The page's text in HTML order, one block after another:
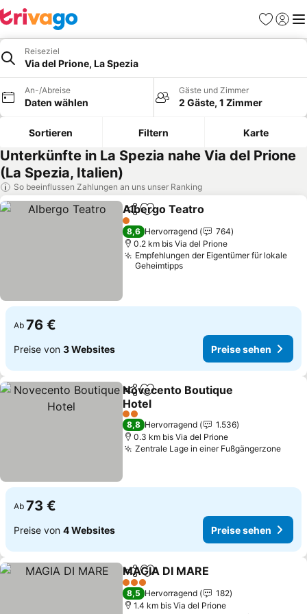
Favoriten
Reiseziel
Via del Prione, La Spezia
An-/Abreise
Daten wählen
Gäste und Zimmer
2 Gäste, 1 Zimmer
Sortieren Filtern Karte
Unterkünfte in La Spezia nahe Via del Prione
(La Spezia, Italien)
So beeinflussen Zahlungen an uns unser Ranking
TeilenZu Favoriten hinzufügen
Albergo Teatro
1 Sterne
8,6 Hervorragend
764
0.2 km bis Via del Prione
Empfehlungen der Eigentümer für lokale
Geheimtipps
Ab 76 €
Preise von 3 Websites Preise sehen
TeilenZu Favoriten hinzufügen
Novecento Boutique
Hotel
Preise sehen
2 Sterne
8,8 Hervorragend
1.536
0.3 km bis Via del Prione
Zentrale Lage in einer Fußgängerzone
Ab 73 €
Preise von 4 Websites Preise sehen
TeilenZu Favoriten hinzufügen
MAGIA DI MARE
3 Sterne
8,5 Hervorragend
182
1.4 km bis Via del Prione